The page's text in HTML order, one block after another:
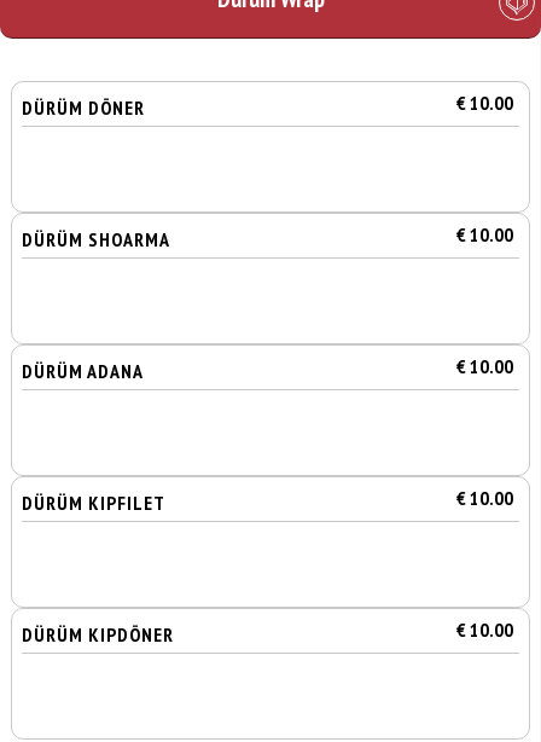
DÜRÜM DÖNER € 10.00
DÜRÜM SHOARMA € 10.00
DÜRÜM ADANA € 10.00
DÜRÜM KIPFILET € 10.00
DÜRÜM KIPDÖNER € 10.00